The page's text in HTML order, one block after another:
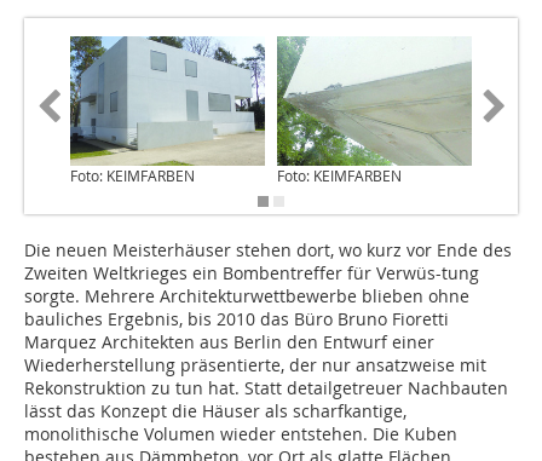
Foto: KEIMFARBEN Foto: KEIMFARBEN
Die neuen Meisterhäuser stehen dort, wo kurz vor Ende des
Zweiten Weltkrieges ein Bombentreffer für Verwüs-tung
sorgte. Mehrere Architekturwettbewerbe blieben ohne
bauliches Ergebnis, bis 2010 das Büro Bruno Fioretti
Marquez Architekten aus Berlin den Entwurf einer
Wiederherstellung präsentierte, der nur ansatzweise mit
Rekonstruktion zu tun hat. Statt detailgetreuer Nachbauten
lässt das Konzept die Häuser als scharfkantige,
monolithische Volumen wieder entstehen. Die Kuben